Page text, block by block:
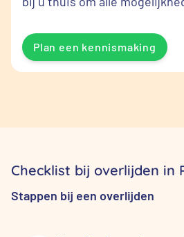
Plan een kennismaking
Checklist bij overlijden in
Stappen bij een overlijden